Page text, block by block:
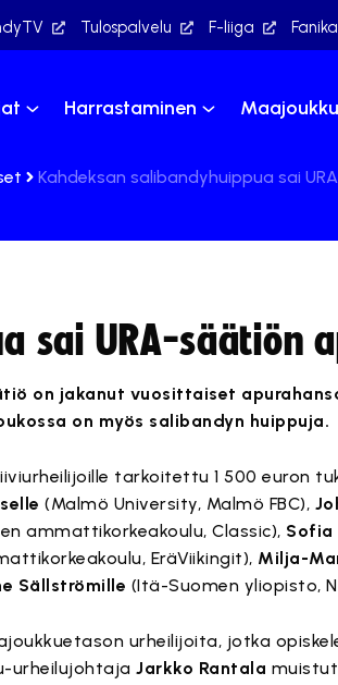
Tulospalvelu F-liiga
Harrastaminen
Kahdeksan salibandyhuippua sai
sai URA-säätiön
on jakanut vuosittaiset
on myös salibandyn huippuja.
tarkoitettu 1 500 euron
(Malmö University, Malmö FBC),
ammattikorkeakoulu, Classic), Sofia
EräViikingit), Milja-
Sällströmille (Itä-Suomen yliopisto,
urheilijoita, jotka
urheilujohtajaJarkko Rantala